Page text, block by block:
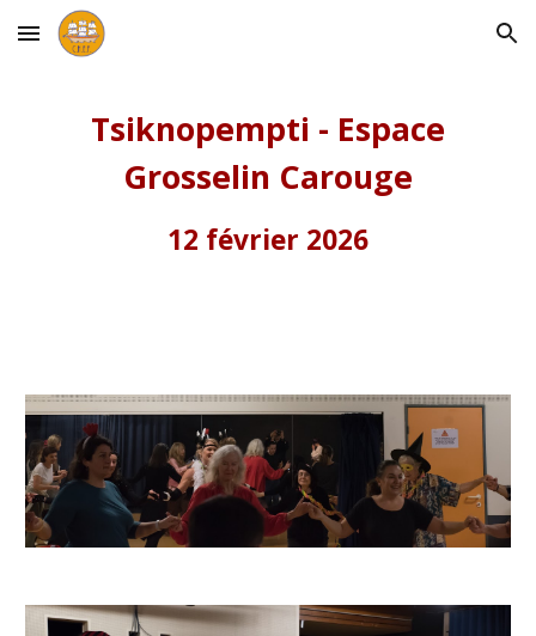
Skip to main content Skip to navigation
Tsiknopempti - Espace
Grosselin Carouge
12 février 2026